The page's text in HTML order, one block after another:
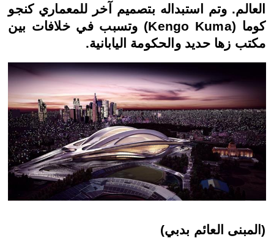
العالم. وتم استبداله بتصميم آخر للمعماري كنجو
كوما (Kengo Kuma) وتسبب في خلافات بين
مكتب زها حديد والحكومة اليابانية.
(المبنى العائم بدبي)